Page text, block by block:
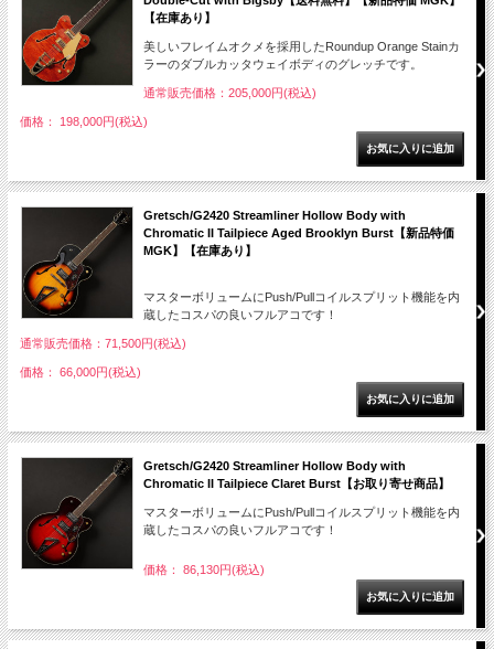
【在庫あり】
美しいフレイムオクメを採用したRoundup Orange Stainカ
ラーのダブルカッタウェイボディのグレッチです。
通常販売価格：205,000円(税込)
価格： 198,000円(税込)
Gretsch/G2420 Streamliner Hollow Body with
Chromatic II Tailpiece Aged Brooklyn Burst【新品特価
MGK】【在庫あり】
マスターボリュームにPush/Pullコイルスプリット機能を内
蔵したコスパの良いフルアコです！
通常販売価格：71,500円(税込)
価格： 66,000円(税込)
Gretsch/G2420 Streamliner Hollow Body with
Chromatic II Tailpiece Claret Burst【お取り寄せ商品】
マスターボリュームにPush/Pullコイルスプリット機能を内
蔵したコスパの良いフルアコです！
価格： 86,130円(税込)